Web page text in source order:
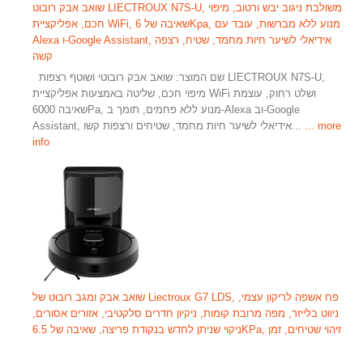
שואב אבק רובוט LIECTROUX N7S-U, משולבת ניגוב יבש ורטוב, מיפוי
חכם, אפליקציית WiFi, שאיבה של 6Kpa, מנוע ללא מברשות, עובד עם
Alexa ו-Google Assistant, אידיאלי לשיער חיות מחמד, שטיח, רצפה
קשה
מיפוי חכם, שליטה באמצעות אפליקציית WiFi ושלט רחוק, עוצמת
שאיבה 6000Pa, מנוע ללא פחמים, תומך ב-Alexa וב-Google
... more
info
שואב אבק ומגב רובוט של Liectroux G7 LDS, פח אשפה לריקון עצמי,
ניווט בלייזר, מפה מרובת קומות, ניקיון חדרים סלקטיבי, אזורים אסורים,
ניקוי שניתן לחדש בנקודת פריצה, שאיבה של 6.5KPa, זיהוי שטיחים, זמן